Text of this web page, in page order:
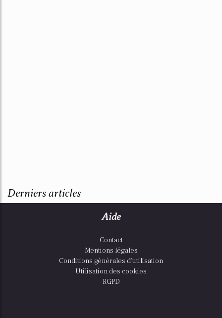
Derniers articles
Aide
Contact
Mentions légales
Conditions générales d'utilisation
Utilisation des cookies
RGPD